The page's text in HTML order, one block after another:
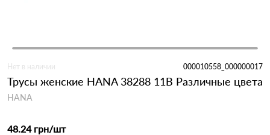
Нет в наличии 000010558_000000017
Трусы женские HANA 38288 11B Различные цвета
HANA
48.24 грн/шт